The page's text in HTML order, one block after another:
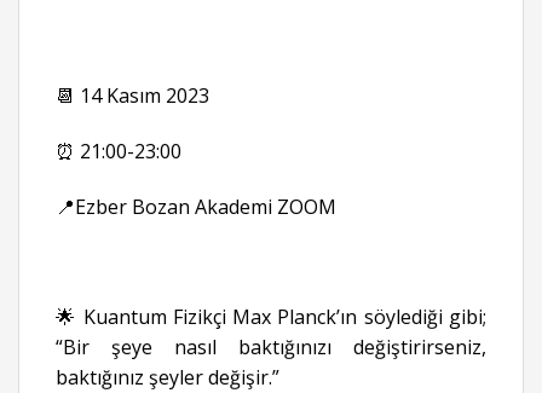
📆 14 Kasım 2023
⏰ 21:00-23:00
📍Ezber Bozan Akademi ZOOM
🌟 Kuantum Fizikçi Max Planck’ın söylediği gibi;
“Bir şeye nasıl baktığınızı değiştirirseniz,
baktığınız şeyler değişir.”